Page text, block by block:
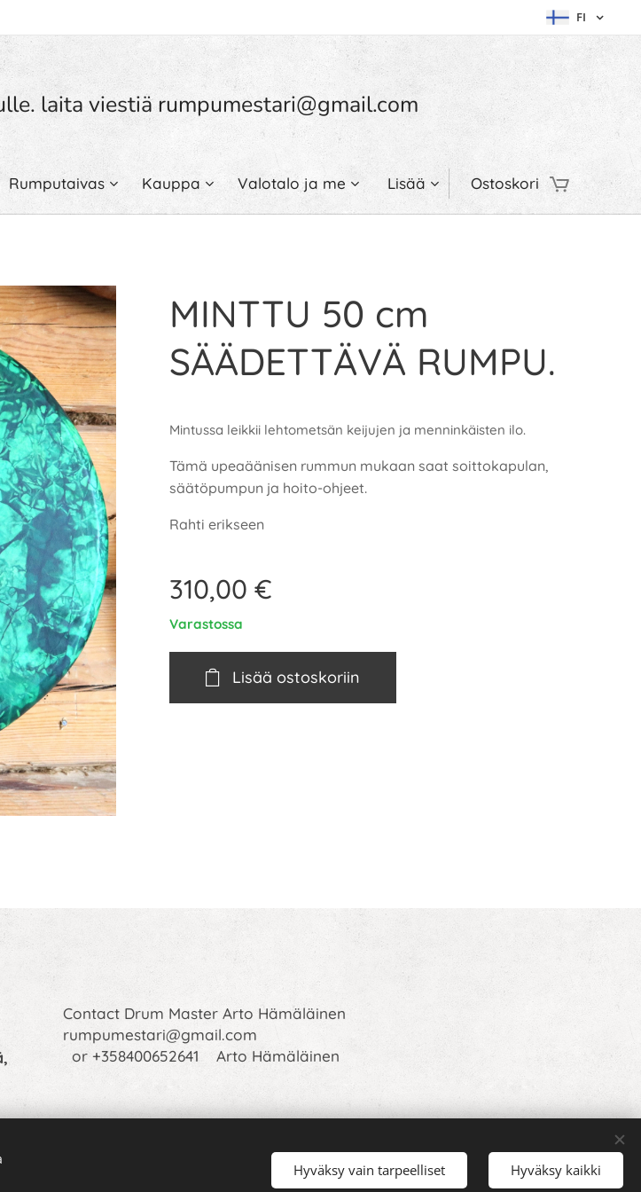
FI
laita viestiä rumpumestari@gmail.com
Rumputaivas Kauppa Valotalo ja me Lisää Ostoskori
MINTTU 50 cm
SÄÄDETTÄVÄ RUMPU.
Mintussa leikkii lehtometsän keijujen ja menninkäisten ilo.
Tämä upeaäänisen rummun mukaan saat soittokapulan,
säätöpumpun ja hoito-ohjeet.
Rahti erikseen
310,00 €
Varastossa
Lisää ostoskoriin
Contact Drum Master Arto Hämäläinen
rumpumestari@gmail.com
or +358400652641 Arto Hämäläinen
Hyväksy vain tarpeelliset Hyväksy kaikki